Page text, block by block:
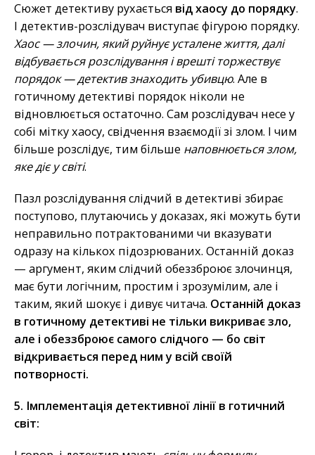
Сюжет детективу рухається від хаосу до порядку.
І детектив-розслідувач виступає фігурою порядку.
Хаос — злочин, який руйнує усталене життя, далі
відбувається розслідування і врешті торжествує
порядок — детектив знаходить убивцю. Але в
готичному детективі порядок ніколи не
відновлюється остаточно. Сам розслідувач несе у
собі мітку хаосу, свідчення взаємодії зі злом. І чим
більше розслідує, тим більше наповнюється злом,
яке діє у світі.
Пазл розслідування слідчий в детективі збирає
поступово, плутаючись у доказах, які можуть бути
неправильно потрактованими чи вказувати
одразу на кількох підозрюваних. Останній доказ
— аргумент, яким слідчий обеззброює злочинця,
має бути логічним, простим і зрозумілим, але і
таким, який шокує і дивує читача. Останній доказ
в готичному детективі не тільки викриває зло,
але і обеззброює самого слідчого — бо світ
відкривається перед ним у всій своїй
потворності.
5. Імплементація детективної лінії в готичний
світ: